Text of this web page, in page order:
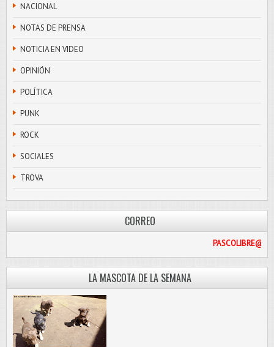
NACIONAL
NOTAS DE PRENSA
NOTICIA EN VIDEO
OPINIÓN
POLÍTICA
PUNK
ROCK
SOCIALES
TROVA
CORREO
LA MASCOTA DE LA SEMANA